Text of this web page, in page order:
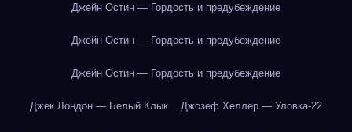
Джейн Остин — Гордость и предубеждение
Джейн Остин — Гордость и предубеждение
Джейн Остин — Гордость и предубеждение
Джек Лондон — Белый Клык Джозеф Хеллер — Уловка-22